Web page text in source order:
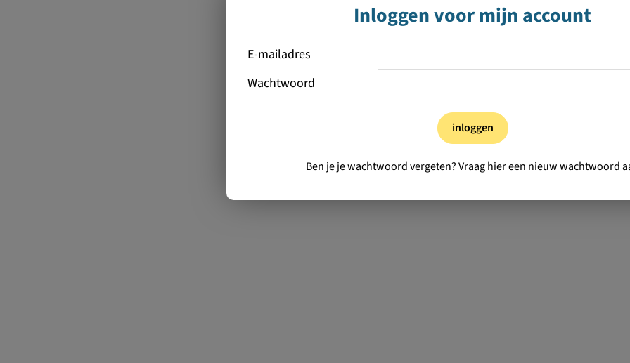
Inloggen voor mijn account
E-mailadres
Wachtwoord
inloggen
Ben je je wachtwoord vergeten? Vraag hier een nieuw wachtwoord